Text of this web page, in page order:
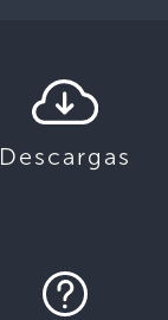
Descargas